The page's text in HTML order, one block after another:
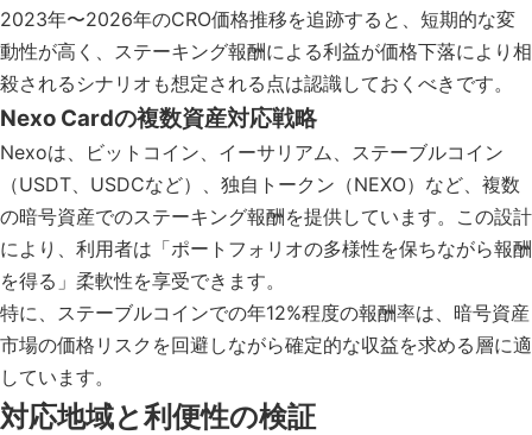
2023年〜2026年のCRO価格推移を追跡すると、短期的な変
動性が高く、ステーキング報酬による利益が価格下落により相
殺されるシナリオも想定される点は認識しておくべきです。
Nexo Cardの複数資産対応戦略
Nexoは、ビットコイン、イーサリアム、ステーブルコイン
（USDT、USDCなど）、独自トークン（NEXO）など、複数
の暗号資産でのステーキング報酬を提供しています。この設計
により、利用者は「ポートフォリオの多様性を保ちながら報酬
を得る」柔軟性を享受できます。
特に、ステーブルコインでの年12%程度の報酬率は、暗号資産
市場の価格リスクを回避しながら確定的な収益を求める層に適
しています。
対応地域と利便性の検証